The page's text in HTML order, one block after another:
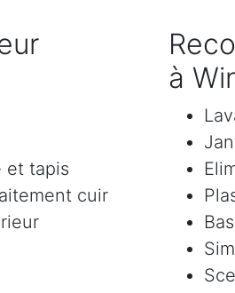
et tapis
cuir
à